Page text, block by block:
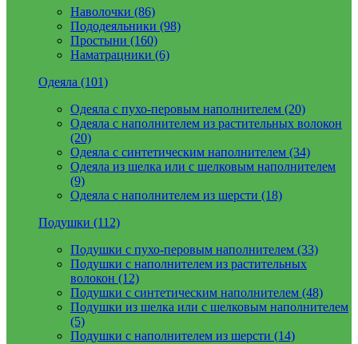
Наволочки (86)
Пододеяльники (98)
Простыни (160)
Наматрацники (6)
Одеяла (101)
Одеяла с пухо-перовым наполнителем (20)
Одеяла с наполнителем из растительных волокон
(20)
Одеяла с синтетическим наполнителем (34)
Одеяла из шелка или с шелковым наполнителем
(9)
Одеяла с наполнителем из шерсти (18)
Подушки (112)
Подушки с пухо-перовым наполнителем (33)
Подушки с наполнителем из растительных
волокон (12)
Подушки с синтетическим наполнителем (48)
Подушки из шелка или с шелковым наполнителем
(5)
Подушки с наполнителем из шерсти (14)